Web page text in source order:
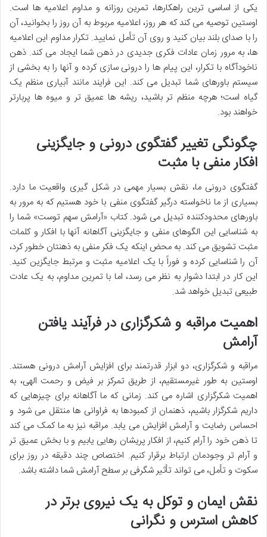
یکی از اساسی ترین راهکارها، تمرین روزانه و مداوم اعلامیه ها است.
اوستین توصیه می کند که هر روز، اعلامیه مربوط به آن روز را بخوانید، آن
را با صدای بلند بیان کنید و روی آن تأمل نمایید. تکرار مداوم این اعلامیه
ها، به مرور زمان عادات فکری جدیدی در ذهن شما ایجاد می کند. ذهن
ناخودآگاه با تکرار، این پیام ها را درونی سازی کرده و آنها را به بخشی از
سیستم باورهای شما تبدیل می کند. این فرایند مانند آبیاری منظم یک
گیاه است؛ هرچه منظم تر باشید، ریشه ها عمیق تر و میوه ها پربارتر
خواهند بود.
چگونگی تغییر گفتگوی درونی و جایگزینی
افکار منفی با مثبت
گفتگوی درونی ما، نقش بسیار مهمی در شکل گیری واقعیت ما دارد.
بسیاری از ما ناخواسته درگیر گفتگوی منفی با خود هستیم که به مرور به
باورهای محدودکننده تبدیل می شود. کتاب «آرامش سهم توست» شما را
به شناسایی این الگوهای منفی و جایگزینی آگاهانه آنها با افکار و کلمات
مثبت تشویق می کند. به محض اینکه یک فکر منفی به ذهنتان خطور کرد،
آن را شناسایی کرده و فوراً با یک اعلامیه مثبت و مرتبط جایگزین کنید.
این کار در ابتدا دشوار به نظر می رسد، اما با تمرین مداوم، به یک عادت
طبیعی تبدیل خواهد شد.
اهمیت مراقبه و شکرگزاری در فرآیند یافتن
آرامش
مراقبه و شکرگزاری، دو ابزار قدرتمند برای افزایش آرامش درونی هستند.
اوستین به طور غیرمستقیم، از طریق تمرکز بر فیض و رحمت الهی، به
اهمیت شکرگزاری اشاره می کند. زمانی که ما آگاهانه برای چیزهایی که
داریم شکرگزار باشیم، ذهنمان از کمبودها به فراوانی ها منتقل می شود و
احساس رضایت و آرامش افزایش می یابد. مراقبه نیز به ما کمک می کند
تا ذهن خود را آرام کنیم، از افکار پریشان رهایی یابیم و با بخش عمیق تر
و آرام تر وجودمان ارتباط برقرار کنیم. اختصاص چند دقیقه در روز برای
سکوت و تأمل، می تواند تأثیر شگرفی بر سطح آرامش شما داشته باشد.
نقش ایمان و توکل به یک نیروی برتر در
کاهش استرس و نگرانی